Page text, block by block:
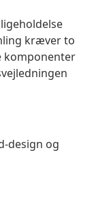
kræver to
komponenter
design og